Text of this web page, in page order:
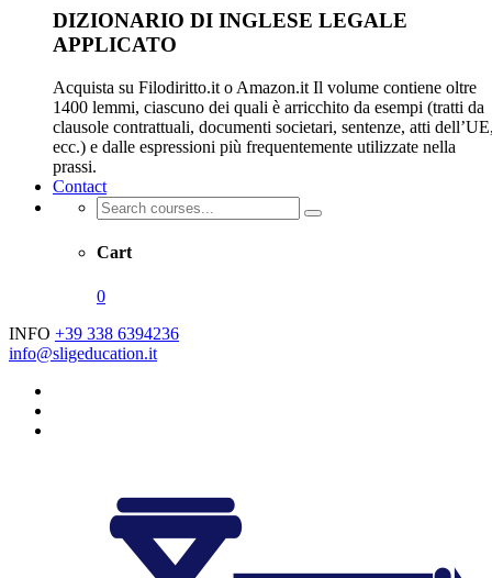
DIZIONARIO DI INGLESE LEGALE
APPLICATO
Acquista su Filodiritto.it o Amazon.it Il volume contiene oltre
1400 lemmi, ciascuno dei quali è arricchito da esempi (tratti da
clausole contrattuali, documenti societari, sentenze, atti
ecc.) e dalle espressioni più frequentemente utilizzate nella
prassi.
Contact
Cart
0
INFO +39 338 6394236
info@sligeducation.it